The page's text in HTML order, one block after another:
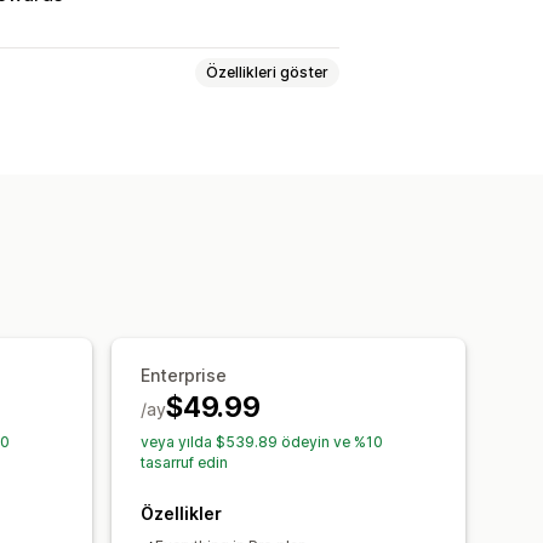
Özellikleri göster
Para birimi dönüştürme
konum
Segmentasyon
Enterprise
$49.99
/ay
veya yılda $539.89 ödeyin ve %10
tasarruf edin
Özellikler